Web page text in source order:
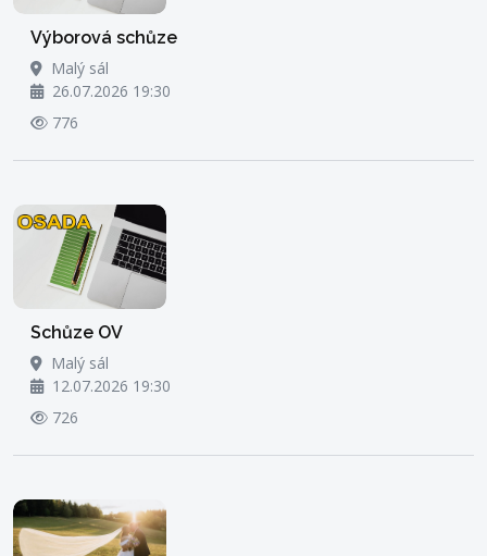
Výborová schůze
Malý sál
26.07.2026 19:30
776
Schůze OV
Malý sál
12.07.2026 19:30
726